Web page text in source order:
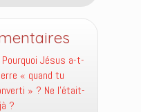
Pourquoi Jésus a-t-
« quand tu
» ? Ne l’était-
?